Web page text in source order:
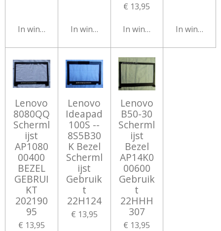
In winkelwagenIn winkelwagen
€ 13,95
In winkelwagen
In
Lenovo
8080QQ
Scherml
ijst
AP1080
00400
BEZEL
GEBRUI
KT
202190
95
€ 13,95
Lenovo
Ideapad
100S --
8S5B30
K Bezel
Scherml
ijst
Gebruik
t
22H124
€ 13,95
Lenovo
B50-30
Scherml
ijst
Bezel
AP14K0
00600
Gebruik
t
22HHH
307
€ 13,95